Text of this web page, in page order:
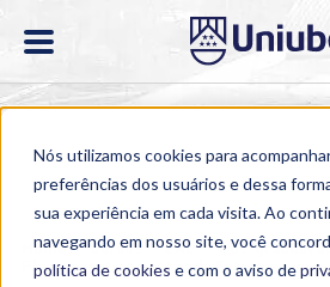
Nós utilizamos cookies para
preferências dos usuários e dessa
sua experiência em cada visita. Ao
navegando em nosso site, você
política de cookies e com o aviso de
Home > Cursos > EAD > Pós-
Planejamento e Gestão de Eventos